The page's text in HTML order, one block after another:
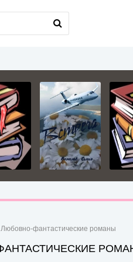
фантастические романы